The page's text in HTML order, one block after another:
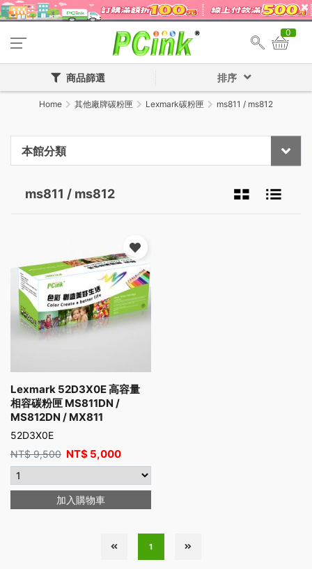
0
商品篩選 排序
Home 其他廠牌碳粉匣 Lexmark碳粉匣 ms811 / ms812
本館分類
ms811 / ms812
Lexmark 52D3X0E 高容量
相容碳粉匣 MS811DN /
MS812DN / MX811
52D3X0E
NT$9,500 NT$ 5,000
加入購物車
1